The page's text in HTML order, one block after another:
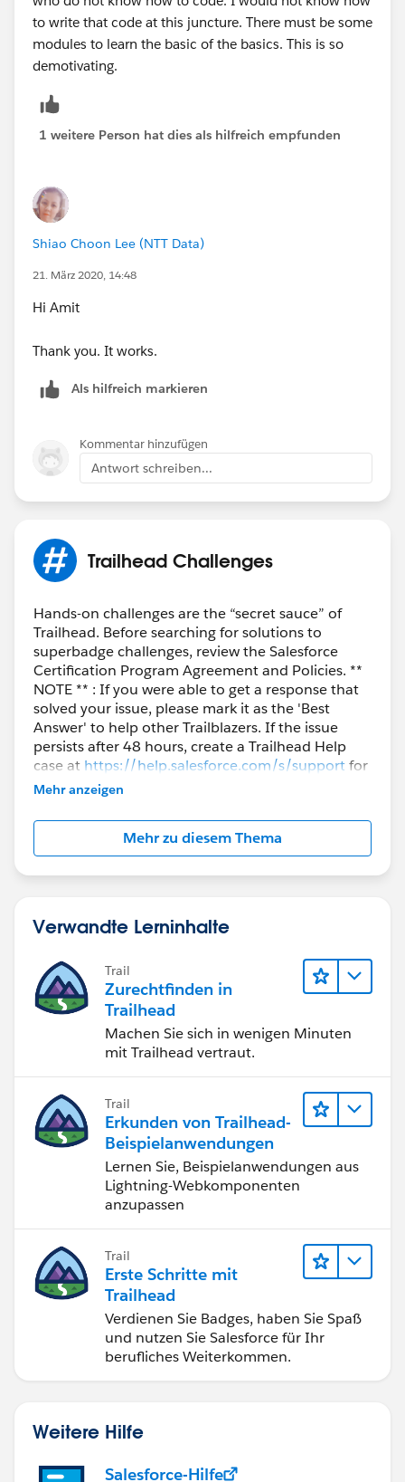
to write that code at this juncture. There must be some
modules to learn the basic of the basics. This is so
demotivating.
1 weitere Person hat dies als hilfreich empfunden
Shiao Choon Lee (NTT Data)
21. März 2020, 14:48
Hi Amit
Thank you. It works.
Als hilfreich markieren
Kommentar hinzufügen
Antwort schreiben...
Trailhead Challenges
Hands-on challenges are the “secret sauce” of
Trailhead. Before searching for solutions to
superbadge challenges, review the Salesforce
Certification Program Agreement and Policies. **
NOTE ** : If you were able to get a response that
solved your issue, please mark it as the 'Best
Answer' to help other Trailblazers. If the issue
persists after 48 hours, create a Trailhead Help
case at https://help.salesforce.com/s/supportfor
further assistance.
Mehr anzeigen
Mehr zu diesem Thema
Verwandte Lerninhalte
Trail
Zurechtfinden in
Trailhead
Machen Sie sich in wenigen Minuten
mit Trailhead vertraut.
Trail
Erkunden von Trailhead-
Beispielanwendungen
Lernen Sie, Beispielanwendungen aus
Lightning-Webkomponenten
anzupassen
Trail
Erste Schritte mit
Trailhead
Verdienen Sie Badges, haben Sie Spaß
und nutzen Sie Salesforce für Ihr
berufliches Weiterkommen.
Weitere Hilfe
Salesforce-Hilfe